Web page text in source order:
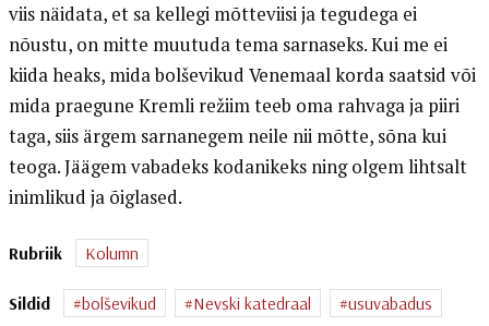
viis näidata, et sa kellegi mõtteviisi ja tegudega ei
nõustu, on mitte muutuda tema sarnaseks. Kui me ei
kiida heaks, mida bolševikud Venemaal korda saatsid või
mida praegune Kremli režiim teeb oma rahvaga ja piiri
taga, siis ärgem sarnanegem neile nii mõtte, sõna kui
teoga. Jäägem vabadeks kodanikeks ning olgem lihtsalt
inimlikud ja õiglased.
Rubriik Kolumn
Sildid bolševikud Nevski katedraal usuvabadus